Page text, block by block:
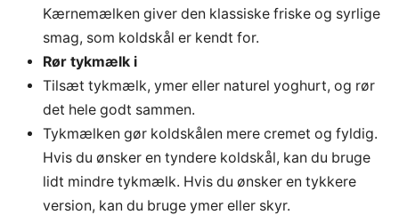
Kærnemælken giver den klassiske friske og syrlige
smag, som koldskål er kendt for.
Rør tykmælk i
Tilsæt tykmælk, ymer eller naturel yoghurt, og rør
det hele godt sammen.
Tykmælken gør koldskålen mere cremet og fyldig.
Hvis du ønsker en tyndere koldskål, kan du bruge
lidt mindre tykmælk. Hvis du ønsker en tykkere
version, kan du bruge ymer eller skyr.